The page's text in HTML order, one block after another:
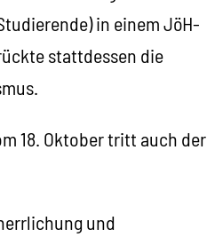
in einem JöH-
stattdessen die
18. Oktober tritt auch der
und